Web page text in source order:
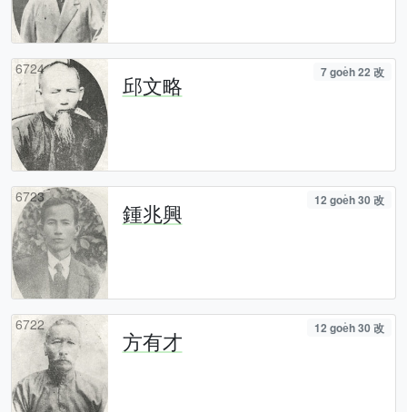
6724
邱文略 7 goe̍h 22 改
6723
鍾兆興 12 goe̍h 30 改
6722
方有才 12 goe̍h 30 改